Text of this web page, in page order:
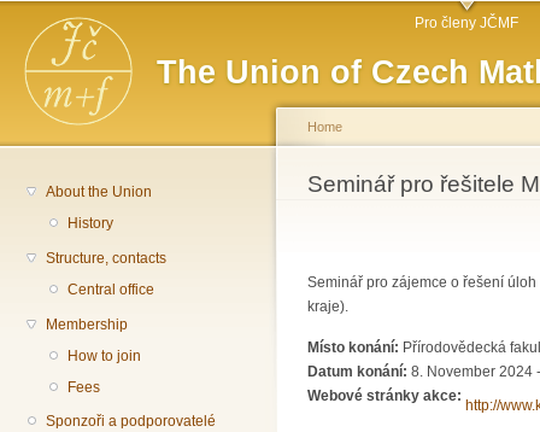
The Union of Czech
Main menu Pro členy JČMF
About the Union
History
Structure, contacts
Central office
Membership
How to join
Fees
Sponzoři a podporovatelé
You are here
Home
Seminář pro řešitele
Seminář pro zájemce o řešení
kraje).
Místo konání: Přírodovědecká
Datum konání: 8. November 2024
Webové stránky akce:
http://